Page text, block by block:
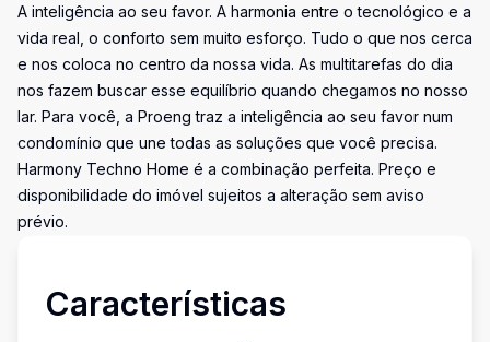
A inteligência ao seu favor. A harmonia entre o tecnológico e a
vida real, o conforto sem muito esforço. Tudo o que nos cerca
e nos coloca no centro da nossa vida. As multitarefas do dia
nos fazem buscar esse equilíbrio quando chegamos no nosso
lar. Para você, a Proeng traz a inteligência ao seu favor num
condomínio que une todas as soluções que você precisa.
Harmony Techno Home é a combinação perfeita. Preço e
disponibilidade do imóvel sujeitos a alteração sem aviso
prévio.
Características